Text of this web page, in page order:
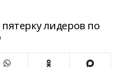
лидеров по